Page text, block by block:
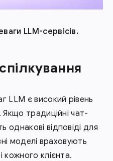
LLM-сервісів.
LLM є високий рівень
Якщо традиційні чат-
відповіді для
моделі враховують
кожного клієнта.